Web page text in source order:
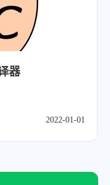
器
2022-01-01